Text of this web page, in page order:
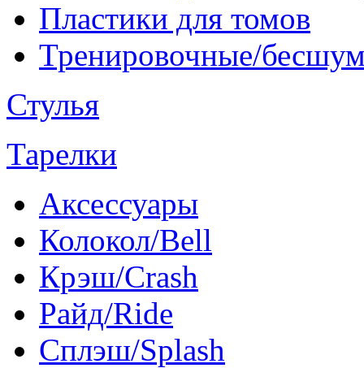
Пластики для томов
Тренировочные/
Стулья
Тарелки
Аксессуары
Колокол/Bell
Крэш/Crash
Райд/Ride
Сплэш/Splash